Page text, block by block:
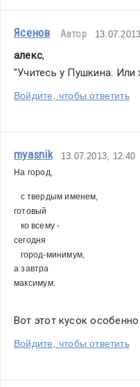
Ясенов Автор
алекс,
"Учитесь у Пушкина.
Войдите, чтобы ответить
myasnik 13.07.2013, 12:40
На город,
с твердым именем,
готовый
ко всему -
сегодня
город-минимум,
а завтра
максимум.
Вот этот кусок
Войдите, чтобы ответить